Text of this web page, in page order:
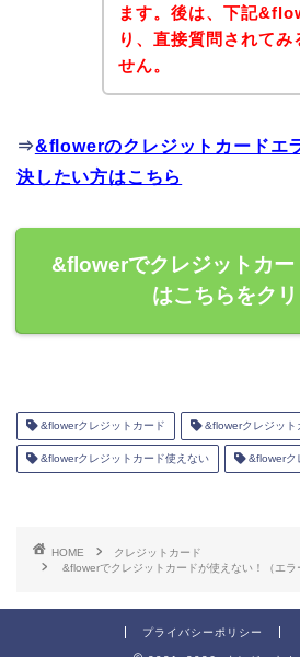
ます。後は、下記
り、直接質問されてみ
せん。
⇒&flowerのクレジットカードエ
決したい方はこちら
&flowerでクレジットカー
はこちらをク
&flowerクレジットカード &flowerクレジット
&flowerクレジットカード使えない &flowerク
HOME
クレジットカード
&flowerでクレジットカードが使えない！（エラ
プライバシーポリシー